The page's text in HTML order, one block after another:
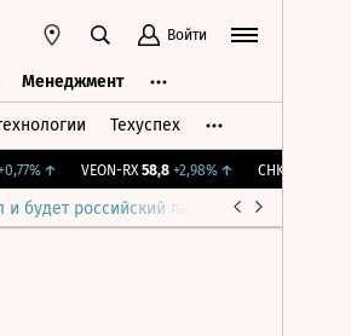
Войти
Менеджмент
Техуспех
↑ VEON-RX 58,8 +2,98%↑ CHKZ
будет российский парламент